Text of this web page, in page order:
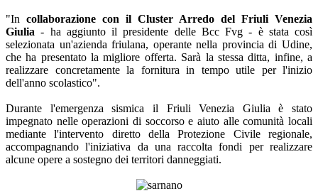
"In collaborazione con il Cluster Arredo del Friuli Venezia
Giulia - ha aggiunto il presidente delle Bcc Fvg - è stata così
selezionata un'azienda friulana, operante nella provincia di Udine,
che ha presentato la migliore offerta. Sarà la stessa ditta, infine, a
realizzare concretamente la fornitura in tempo utile per l'inizio
dell'anno scolastico".
Durante l'emergenza sismica il Friuli Venezia Giulia è stato
impegnato nelle operazioni di soccorso e aiuto alle comunità locali
mediante l'intervento diretto della Protezione Civile regionale,
accompagnando l'iniziativa da una raccolta fondi per realizzare
alcune opere a sostegno dei territori danneggiati.